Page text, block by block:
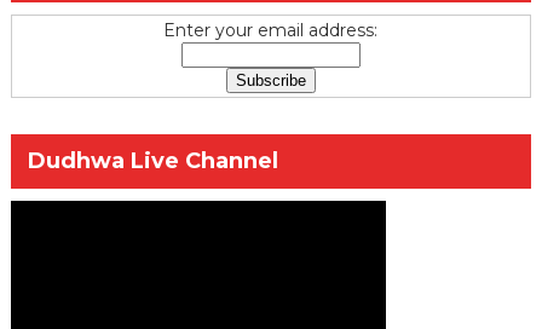
Enter your email address:
Dudhwa Live Channel